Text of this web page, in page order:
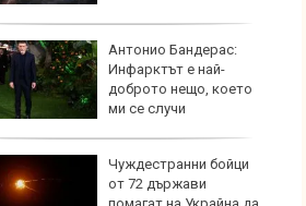
Антонио Бандерас:
Инфарктът е най-
доброто нещо, което
ми се случи
Чуждестранни бойци
от 72 държави